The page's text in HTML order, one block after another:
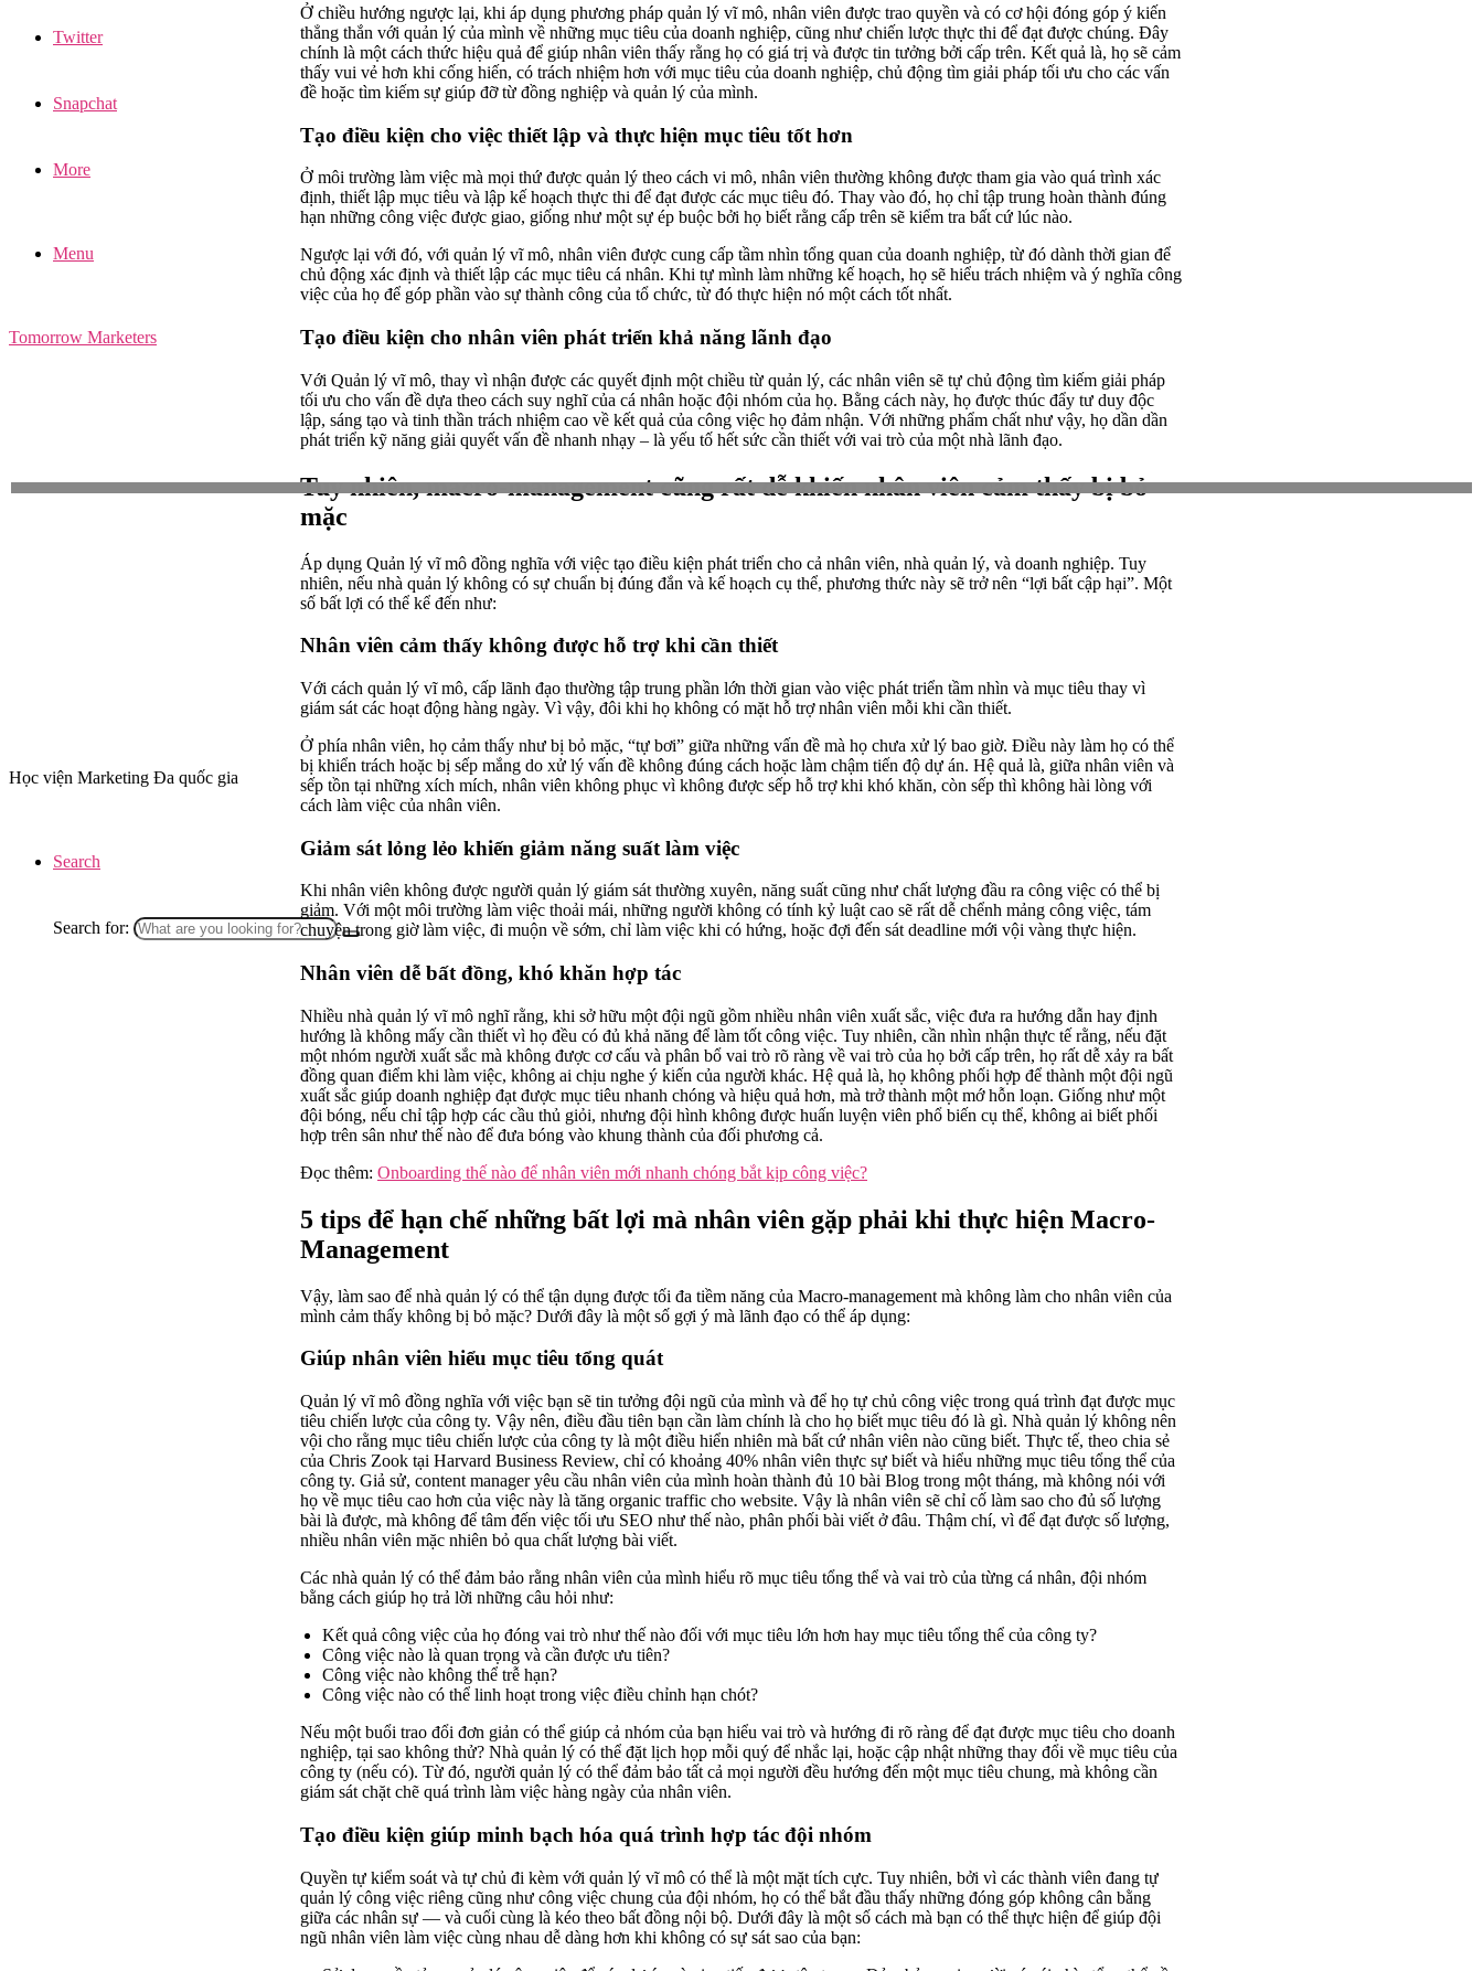
Twitter
Snapchat
More
Menu
Tomorrow Marketers
Học viện Marketing Đa quốc gia
Search
Search for:
Ở chiều hướng ngược lại, khi áp dụng phương pháp quản lý vĩ mô, nhân viên được trao quyền và có cơ hội đóng góp ý kiến
thẳng thắn với quản lý của mình về những mục tiêu của doanh nghiệp, cũng như chiến lược thực thi để đạt được chúng. Đây
chính là một cách thức hiệu quả để giúp nhân viên thấy rằng họ có giá trị và được tin tưởng bởi cấp trên. Kết quả là, họ sẽ cảm
thấy vui vẻ hơn khi cống hiến, có trách nhiệm hơn với mục tiêu của doanh nghiệp, chủ động tìm giải pháp tối ưu cho các vấn
đề hoặc tìm kiếm sự giúp đỡ từ đồng nghiệp và quản lý của mình.
Tạo điều kiện cho việc thiết lập và thực hiện mục tiêu tốt hơn
Ở môi trường làm việc mà mọi thứ được quản lý theo cách vi mô, nhân viên thường không được tham gia vào quá trình xác
định, thiết lập mục tiêu và lập kế hoạch thực thi để đạt được các mục tiêu đó. Thay vào đó, họ chỉ tập trung hoàn thành đúng
hạn những công việc được giao, giống như một sự ép buộc bởi họ biết rằng cấp trên sẽ kiểm tra bất cứ lúc nào.
Ngược lại với đó, với quản lý vĩ mô, nhân viên được cung cấp tầm nhìn tổng quan của doanh nghiệp, từ đó dành thời gian để
chủ động xác định và thiết lập các mục tiêu cá nhân. Khi tự mình làm những kế hoạch, họ sẽ hiểu trách nhiệm và ý nghĩa công
việc của họ để góp phần vào sự thành công của tổ chức, từ đó thực hiện nó một cách tốt nhất.
Tạo điều kiện cho nhân viên phát triển khả năng lãnh đạo
Với Quản lý vĩ mô, thay vì nhận được các quyết định một chiều từ quản lý, các nhân viên sẽ tự chủ động tìm kiếm giải pháp
tối ưu cho vấn đề dựa theo cách suy nghĩ của cá nhân hoặc đội nhóm của họ. Bằng cách này, họ được thúc đẩy tư duy độc
lập, sáng tạo và tinh thần trách nhiệm cao về kết quả của công việc họ đảm nhận. Với những phẩm chất như vậy, họ dần dần
phát triển kỹ năng giải quyết vấn đề nhanh nhạy – là yếu tố hết sức cần thiết với vai trò của một nhà lãnh đạo.
Tuy nhiên, macro-management cũng rất dễ khiến nhân viên cảm thấy bị bỏ
mặc
Áp dụng Quản lý vĩ mô đồng nghĩa với việc tạo điều kiện phát triển cho cả nhân viên, nhà quản lý, và doanh nghiệp. Tuy
nhiên, nếu nhà quản lý không có sự chuẩn bị đúng đắn và kế hoạch cụ thể, phương thức này sẽ trở nên “lợi bất cập hại”. Một
số bất lợi có thể kể đến như:
Nhân viên cảm thấy không được hỗ trợ khi cần thiết
Với cách quản lý vĩ mô, cấp lãnh đạo thường tập trung phần lớn thời gian vào việc phát triển tầm nhìn và mục tiêu thay vì
giám sát các hoạt động hàng ngày. Vì vậy, đôi khi họ không có mặt hỗ trợ nhân viên mỗi khi cần thiết.
Ở phía nhân viên, họ cảm thấy như bị bỏ mặc, “tự bơi” giữa những vấn đề mà họ chưa xử lý bao giờ. Điều này làm họ có thể
bị khiển trách hoặc bị sếp mắng do xử lý vấn đề không đúng cách hoặc làm chậm tiến độ dự án. Hệ quả là, giữa nhân viên và
sếp tồn tại những xích mích, nhân viên không phục vì không được sếp hỗ trợ khi khó khăn, còn sếp thì không hài lòng với
cách làm việc của nhân viên.
Giảm sát lỏng lẻo khiến giảm năng suất làm việc
Khi nhân viên không được người quản lý giám sát thường xuyên, năng suất cũng như chất lượng đầu ra công việc có thể bị
giảm. Với một môi trường làm việc thoải mái, những người không có tính kỷ luật cao sẽ rất dễ chểnh mảng công việc, tám
chuyện trong giờ làm việc, đi muộn về sớm, chỉ làm việc khi có hứng, hoặc đợi đến sát deadline mới vội vàng thực hiện.
Nhân viên dễ bất đồng, khó khăn hợp tác
Nhiều nhà quản lý vĩ mô nghĩ rằng, khi sở hữu một đội ngũ gồm nhiều nhân viên xuất sắc, việc đưa ra hướng dẫn hay định
hướng là không mấy cần thiết vì họ đều có đủ khả năng để làm tốt công việc. Tuy nhiên, cần nhìn nhận thực tế rằng, nếu đặt
một nhóm người xuất sắc mà không được cơ cấu và phân bổ vai trò rõ ràng về vai trò của họ bởi cấp trên, họ rất dễ xảy ra bất
đồng quan điểm khi làm việc, không ai chịu nghe ý kiến của người khác. Hệ quả là, họ không phối hợp để thành một đội ngũ
xuất sắc giúp doanh nghiệp đạt được mục tiêu nhanh chóng và hiệu quả hơn, mà trở thành một mớ hỗn loạn. Giống như một
đội bóng, nếu chỉ tập hợp các cầu thủ giỏi, nhưng đội hình không được huấn luyện viên phổ biến cụ thể, không ai biết phối
hợp trên sân như thế nào để đưa bóng vào khung thành của đối phương cả.
Đọc thêm: Onboarding thế nào để nhân viên mới nhanh chóng bắt kịp công việc?
5 tips để hạn chế những bất lợi mà nhân viên gặp phải khi thực hiện Macro-
Management
Vậy, làm sao để nhà quản lý có thể tận dụng được tối đa tiềm năng của Macro-management mà không làm cho nhân viên của
mình cảm thấy không bị bỏ mặc? Dưới đây là một số gợi ý mà lãnh đạo có thể áp dụng:
Giúp nhân viên hiểu mục tiêu tổng quát
Quản lý vĩ mô đồng nghĩa với việc bạn sẽ tin tưởng đội ngũ của mình và để họ tự chủ công việc trong quá trình đạt được mục
tiêu chiến lược của công ty. Vậy nên, điều đầu tiên bạn cần làm chính là cho họ biết mục tiêu đó là gì. Nhà quản lý không nên
vội cho rằng mục tiêu chiến lược của công ty là một điều hiển nhiên mà bất cứ nhân viên nào cũng biết. Thực tế, theo chia sẻ
của Chris Zook tại Harvard Business Review, chỉ có khoảng 40% nhân viên thực sự biết và hiểu những mục tiêu tổng thể của
công ty. Giả sử, content manager yêu cầu nhân viên của mình hoàn thành đủ 10 bài Blog trong một tháng, mà không nói với
họ về mục tiêu cao hơn của việc này là tăng organic traffic cho website. Vậy là nhân viên sẽ chỉ cố làm sao cho đủ số lượng
bài là được, mà không để tâm đến việc tối ưu SEO như thế nào, phân phối bài viết ở đâu. Thậm chí, vì để đạt được số lượng,
nhiều nhân viên mặc nhiên bỏ qua chất lượng bài viết.
Các nhà quản lý có thể đảm bảo rằng nhân viên của mình hiểu rõ mục tiêu tổng thể và vai trò của từng cá nhân, đội nhóm
bằng cách giúp họ trả lời những câu hỏi như:
Kết quả công việc của họ đóng vai trò như thế nào đối với mục tiêu lớn hơn hay mục tiêu tổng thể của công ty?
Công việc nào là quan trọng và cần được ưu tiên?
Công việc nào không thể trễ hạn?
Công việc nào có thể linh hoạt trong việc điều chỉnh hạn chót?
Nếu một buổi trao đổi đơn giản có thể giúp cả nhóm của bạn hiểu vai trò và hướng đi rõ ràng để đạt được mục tiêu cho doanh
nghiệp, tại sao không thử? Nhà quản lý có thể đặt lịch họp mỗi quý để nhắc lại, hoặc cập nhật những thay đổi về mục tiêu của
công ty (nếu có). Từ đó, người quản lý có thể đảm bảo tất cả mọi người đều hướng đến một mục tiêu chung, mà không cần
giám sát chặt chẽ quá trình làm việc hàng ngày của nhân viên.
Tạo điều kiện giúp minh bạch hóa quá trình hợp tác đội nhóm
Quyền tự kiểm soát và tự chủ đi kèm với quản lý vĩ mô có thể là một mặt tích cực. Tuy nhiên, bởi vì các thành viên đang tự
quản lý công việc riêng cũng như công việc chung của đội nhóm, họ có thể bắt đầu thấy những đóng góp không cân bằng
giữa các nhân sự — và cuối cùng là kéo theo bất đồng nội bộ. Dưới đây là một số cách mà bạn có thể thực hiện để giúp đội
ngũ nhân viên làm việc cùng nhau dễ dàng hơn khi không có sự sát sao của bạn: